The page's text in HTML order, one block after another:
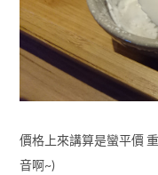
價格上來講算是蠻平價
音啊~)